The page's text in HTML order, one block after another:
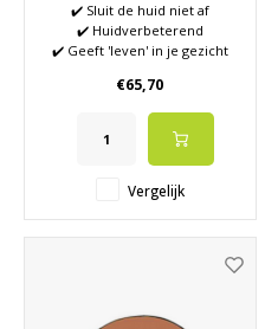
✔️ Sluit de huid niet af
✔️ Huidverbeterend
✔️ Geeft 'leven' in je gezicht
parabenen
✔️ Géén synthetische parfums
€65,70
Vergelijk